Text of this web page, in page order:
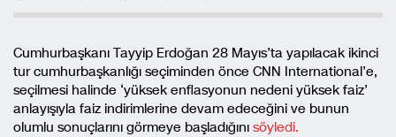
Cumhurbaşkanı Tayyip Erdoğan 28 Mayıs’ta yapılacak ikinci
tur cumhurbaşkanlığı seçiminden önce CNN International’e,
seçilmesi halinde ‘yüksek enflasyonun nedeni yüksek faiz’
anlayışıyla faiz indirimlerine devam edeceğini ve bunun
olumlu sonuçlarını görmeye başladığını söyledi.